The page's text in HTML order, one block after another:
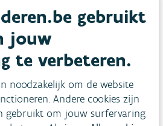
om potentieel toxische
maatregelen
(wateronttrekking)
maatregelen
gebruikt
jouw
te verbeteren.
noodzakelijk om de website
Andere cookies zijn
gebruikt om jouw surfervaring